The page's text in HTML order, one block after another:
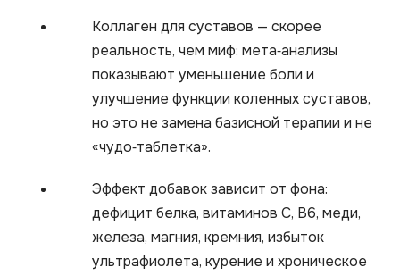
Коллаген для суставов — скорее
реальность, чем миф: мета‑анализы
показывают уменьшение боли и
улучшение функции коленных суставов,
но это не замена базисной терапии и не
«чудо‑таблетка».
Эффект добавок зависит от фона:
дефицит белка, витаминов С, В6, меди,
железа, магния, кремния, избыток
ультрафиолета, курение и хроническое